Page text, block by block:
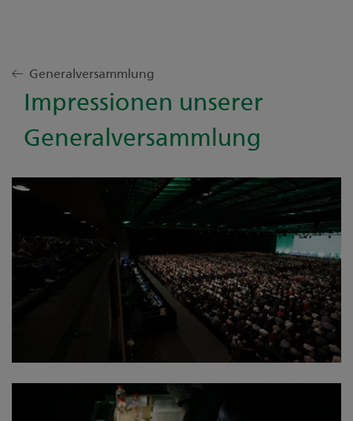
Generalversammlung
Impressionen unserer
Generalversammlung